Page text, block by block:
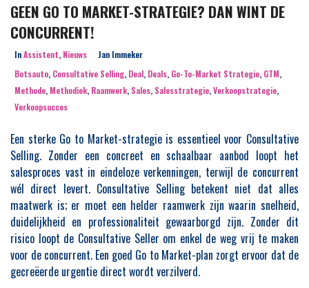
GEEN GO TO MARKET-STRATEGIE? DAN WINT DE
CONCURRENT!
InAssistent, Nieuws
Jan Immeker
Botsauto, Consultative Selling, Deal, Deals, Go-To-Market Strategie, GTM,
Methode, Methodiek, Raamwerk, Sales, Salesstrategie,Verkoopstrategie,
Verkoopsucces
Een sterke Go to Market-strategie is essentieel voor Consultative
Selling. Zonder een concreet en schaalbaar aanbod loopt het
salesproces vast in eindeloze verkenningen, terwijl de concurrent
wél direct levert. Consultative Selling betekent niet dat alles
maatwerk is; er moet een helder raamwerk zijn waarin snelheid,
duidelijkheid en professionaliteit gewaarborgd zijn. Zonder dit
risico loopt de Consultative Seller om enkel de weg vrij te maken
voor de concurrent. Een goed Go to Market-plan zorgt ervoor dat de
gecreëerde urgentie direct wordt verzilverd.